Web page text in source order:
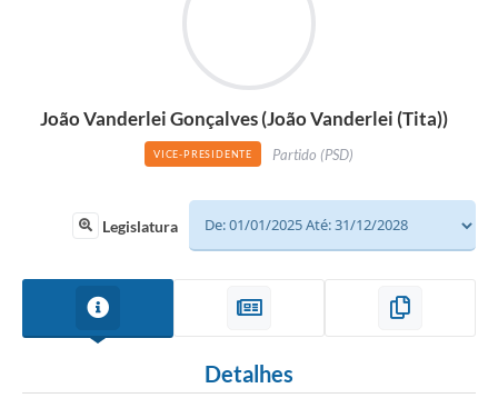
João Vanderlei Gonçalves (João Vanderlei (Tita))
VICE-PRESIDENTE Partido (PSD)
Legislatura
Detalhes